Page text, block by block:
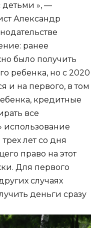
», —
Александр
ранее
было получить
ребенка, но с 2020
и на первого, в том
кредитные
все
лет со дня
право на этот
Для первого
случаях
деньги сразу